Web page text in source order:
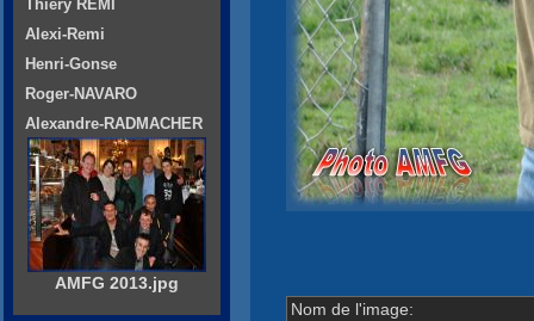
Nom de l'image:
Thiery REMI
Alexi-Remi
Henri-Gonse
Roger-NAVARO
Alexandre-RADMACHER
AMFG 2013.jpg